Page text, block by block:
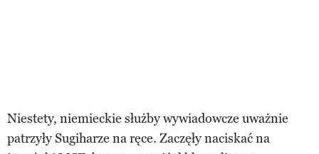
Niestety, niemieckie służby wywiadowcze uważnie
patrzyły Sugiharze na ręce. Zaczęły naciskać na